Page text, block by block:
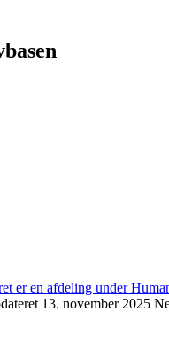
13. november 2025